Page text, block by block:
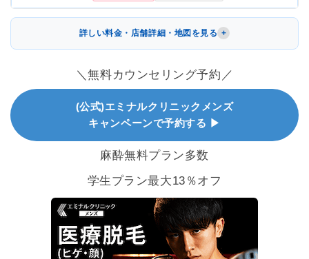
詳しい料金・店舗詳細・地図を見る
＼無料カウンセリング予約／
(公式)エミナルクリニックメンズ
キャンペーンで予約する ▶
麻酔無料プラン多数
学生プラン最大13％オフ